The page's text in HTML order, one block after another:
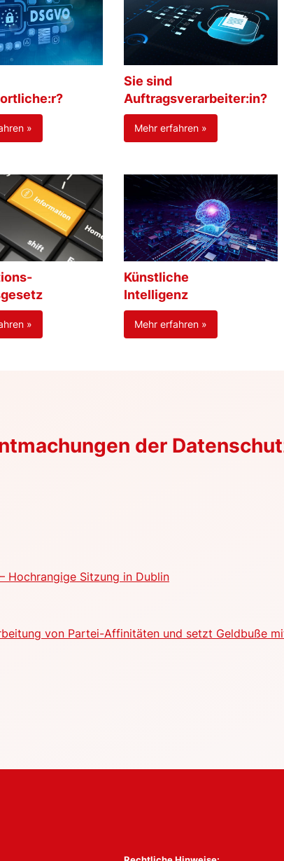
»
Sie sind
Auftragsverarbeiter:in?
Mehr erfahren »
»
Künstliche
Intelligenz
Mehr erfahren »
der
Hochrangige Sitzung in Dublin
von Partei-Affinitäten und setzt Geldbuße